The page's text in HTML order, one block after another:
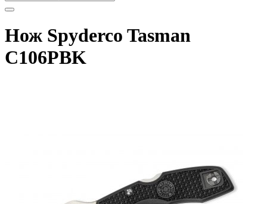
Нож Spyderco Tasman
C106PBK